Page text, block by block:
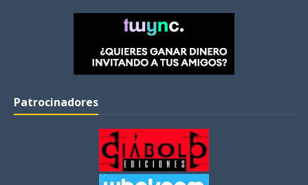
Patrocinadores